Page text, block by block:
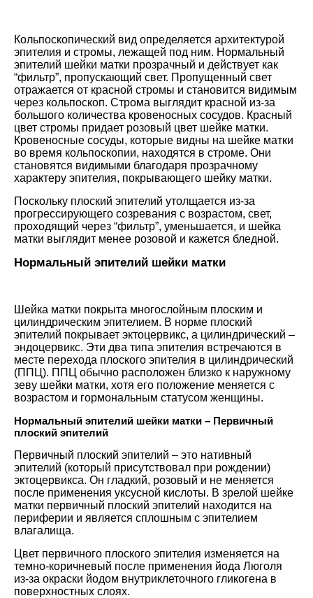
Кольпоскопический вид определяется архитектурой
эпителия и стромы, лежащей под ним. Нормальный
эпителий шейки матки прозрачный и действует как
“фильтр”, пропускающий свет. Пропущенный свет
отражается от красной стромы и становится видимым
через кольпоскоп. Строма выглядит красной из-за
большого количества кровеносных сосудов. Красный
цвет стромы придает розовый цвет шейке матки.
Кровеносные сосуды, которые видны на шейке матки
во время кольпоскопии, находятся в строме. Они
становятся видимыми благодаря прозрачному
характеру эпителия, покрывающего шейку матки.
Поскольку плоский эпителий утолщается из-за
прогрессирующего созревания с возрастом, свет,
проходящий через “фильтр”, уменьшается, и шейка
матки выглядит менее розовой и кажется бледной.
Нормальный эпителий шейки матки
Шейка матки покрыта многослойным плоским и
цилиндрическим эпителием. В норме плоский
эпителий покрывает эктоцервикс, а цилиндрический –
эндоцервикс. Эти два типа эпителия встречаются в
месте перехода плоского эпителия в цилиндрический
(ППЦ). ППЦ обычно расположен близко к наружному
зеву шейки матки, хотя его положение меняется с
возрастом и гормональным статусом женщины.
Нормальный эпителий шейки матки – Первичный
плоский эпителий
Первичный плоский эпителий – это нативный
эпителий (который присутствовал при рождении)
эктоцервикса. Он гладкий, розовый и не меняется
после применения уксусной кислоты. В зрелой шейке
матки первичный плоский эпителий находится на
периферии и является сплошным с эпителием
влагалища.
Цвет первичного плоского эпителия изменяется на
темно-коричневый после применения йода Люголя
из-за окраски йодом внутриклеточного гликогена в
поверхностных слоях.